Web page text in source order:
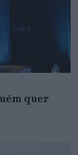
quer